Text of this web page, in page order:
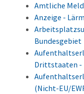
Amtliche
Anzeige -
Bundesgebiet
Drittstaaten -
(Nicht-EU/